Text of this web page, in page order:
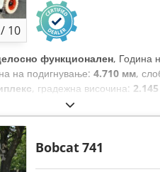
/ 10
функционален, Година
на подигнување: 4.710 мм,
, градежна височина:
, должина на
Elektro, градежна ширина:
Bobcat741